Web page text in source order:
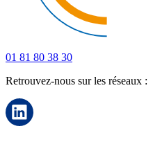
01 81 80 38 30
Retrouvez-nous sur les réseaux :